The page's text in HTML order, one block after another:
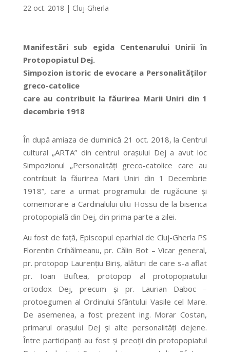
22 oct. 2018 | Cluj-Gherla
Manifestări sub egida Centenarului Unirii în
Protopopiatul Dej.
Simpozion istoric de evocare a Personalităților
greco-catolice
care au contribuit la făurirea Marii Uniri din 1
decembrie 1918
În după amiaza de duminică 21 oct. 2018, la Centrul
cultural „ARTA” din centrul orașului Dej a avut loc
Simpozionul „Personalități greco-catolice care au
contribuit la făurirea Marii Uniri din 1 Decembrie
1918”, care a urmat programului de rugăciune și
comemorare a Cardinalului uliu Hossu de la biserica
protopopială din Dej, din prima parte a zilei.
Au fost de față, Episcopul eparhial de Cluj-Gherla PS
Florentin Crihălmeanu, pr. Călin Bot – Vicar general,
pr. protopop Laurențiu Biriș, alături de care s-a aflat
pr. Ioan Buftea, protopop al protopopiatului
ortodox Dej, precum și pr. Laurian Daboc –
protoegumen al Ordinului Sfântului Vasile cel Mare.
De asemenea, a fost prezent ing. Morar Costan,
primarul orașului Dej și alte personalități dejene.
Între participanți au fost și preoții din protopopiatul